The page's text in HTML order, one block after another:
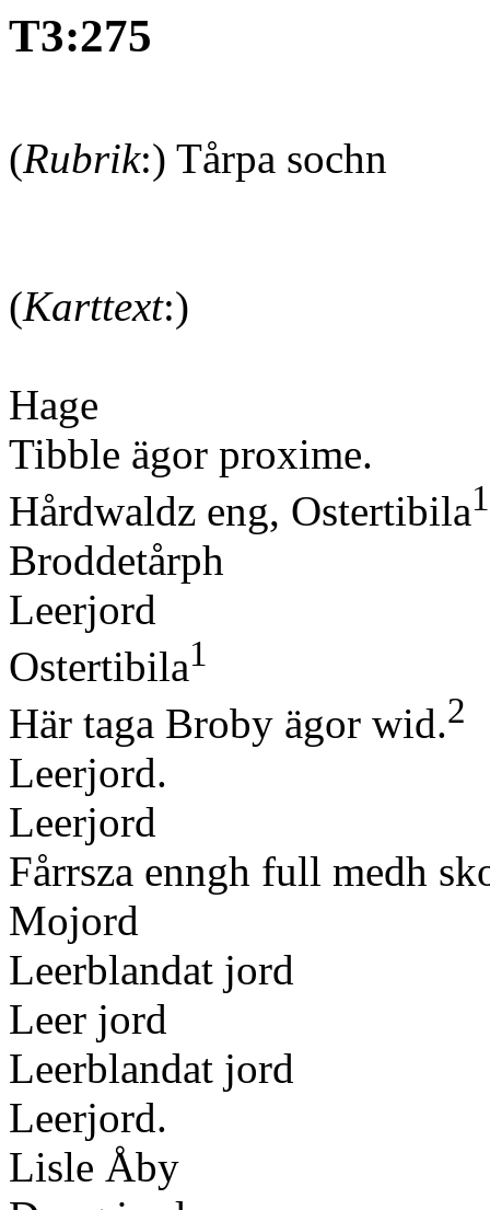
T3:275
(Rubrik:) Tårpa sochn
(Karttext:)
Hage
Tibble ägor proxime.
Hårdwaldz eng, Ostertibila1
Broddetårph
Leerjord
Ostertibila1
Här taga Broby ägor wid.2
Leerjord.
Leerjord
Fårrsza enngh full medh
Mojord
Leerblandat jord
Leer jord
Leerblandat jord
Leerjord.
Lisle Åby